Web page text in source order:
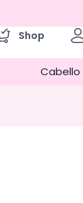
Shop
Cabello